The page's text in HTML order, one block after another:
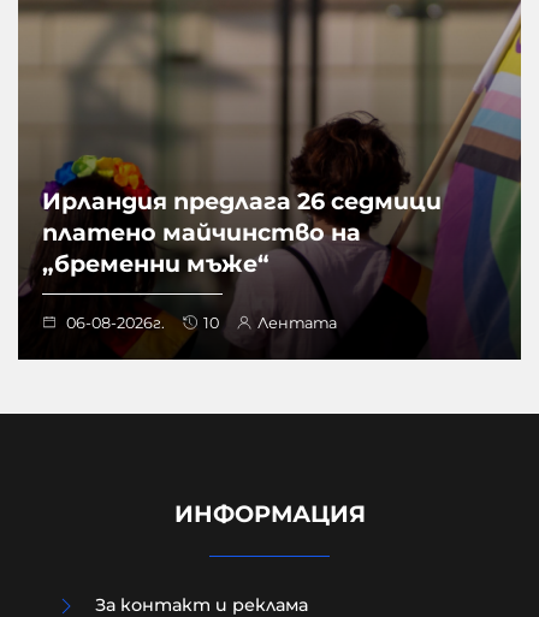
Ирландия предлага 26 седмици
платено майчинство на
„бременни мъже“
06-08-2026г. 10 Лентата
ИНФОРМАЦИЯ
За контакт и реклама